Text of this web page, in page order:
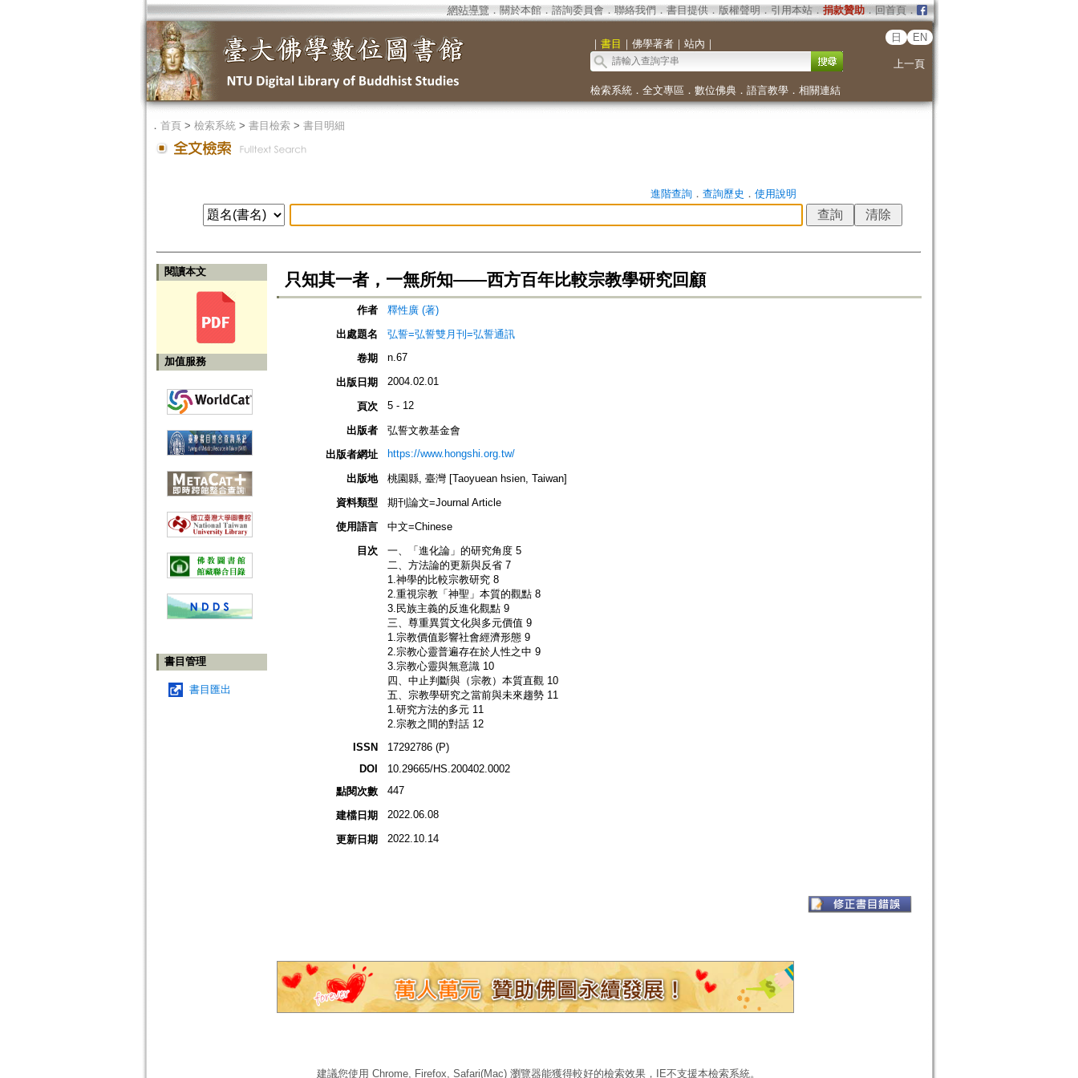
網站導覽 ． 關於本館． 諮詢委員會． 聯絡我們 ． 書目提供． 版權聲明 ． 引用本站． 捐款贊助．回首頁．
｜ 書目 ｜ 佛學著者｜ 站內 ｜
日 EN
上一頁
檢索系統． 全文專區 ． 數位佛典． 語言教學． 相關連結
． 首頁> 檢索系統> 書目檢索> 書目明細
進階查詢． 查詢歷史 ． 使用說明
閱讀本文
加值服務
書目管理
書目匯出
只知其一者，一無所知——西方百年比較宗教學研究回顧
作者
釋性廣 (著)
出處題名
弘誓=弘誓雙月刊=弘誓通訊
卷期
n.67
出版日期 2004.02.01
頁次 5 - 12
出版者
弘誓文教基金會
出版者網址
https://www.hongshi.org.tw/
出版地
桃園縣, 臺灣 [Taoyuean hsien, Taiwan]
資料類型
期刊論文=Journal Article
使用語言
中文=Chinese
目次
一、「進化論」的研究角度 5
二、方法論的更新與反省 7
1.神學的比較宗教研究 8
2.重視宗教「神聖」本質的觀點 8
3.民族主義的反進化觀點 9
三、尊重異質文化與多元價值 9
1.宗教價值影響社會經濟形態 9
2.宗教心靈普遍存在於人性之中 9
3.宗教心靈與無意識 10
四、中止判斷與（宗教）本質直觀 10
五、宗教學研究之當前與未來趨勢 11
1.研究方法的多元 11
2.宗教之間的對話 12
ISSN
17292786 (P)
DOI
10.29665/HS.200402.0002
點閱次數
447
建檔日期 2022.06.08
更新日期 2022.10.14
建議您使用 Chrome, Firefox, Safari(Mac) 瀏覽器能獲得較好的檢索效果，IE不支援本檢索系統。